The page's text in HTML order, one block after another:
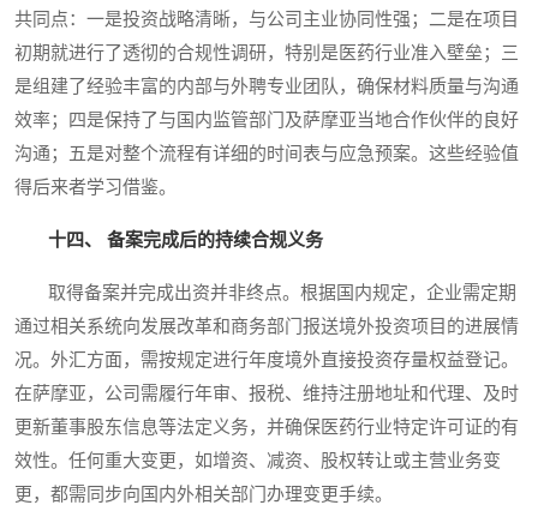
共同点：一是投资战略清晰，与公司主业协同性强；二是在项目
初期就进行了透彻的合规性调研，特别是医药行业准入壁垒；三
是组建了经验丰富的内部与外聘专业团队，确保材料质量与沟通
效率；四是保持了与国内监管部门及萨摩亚当地合作伙伴的良好
沟通；五是对整个流程有详细的时间表与应急预案。这些经验值
得后来者学习借鉴。
十四、 备案完成后的持续合规义务
取得备案并完成出资并非终点。根据国内规定，企业需定期
通过相关系统向发展改革和商务部门报送境外投资项目的进展情
况。外汇方面，需按规定进行年度境外直接投资存量权益登记。
在萨摩亚，公司需履行年审、报税、维持注册地址和代理、及时
更新董事股东信息等法定义务，并确保医药行业特定许可证的有
效性。任何重大变更，如增资、减资、股权转让或主营业务变
更，都需同步向国内外相关部门办理变更手续。